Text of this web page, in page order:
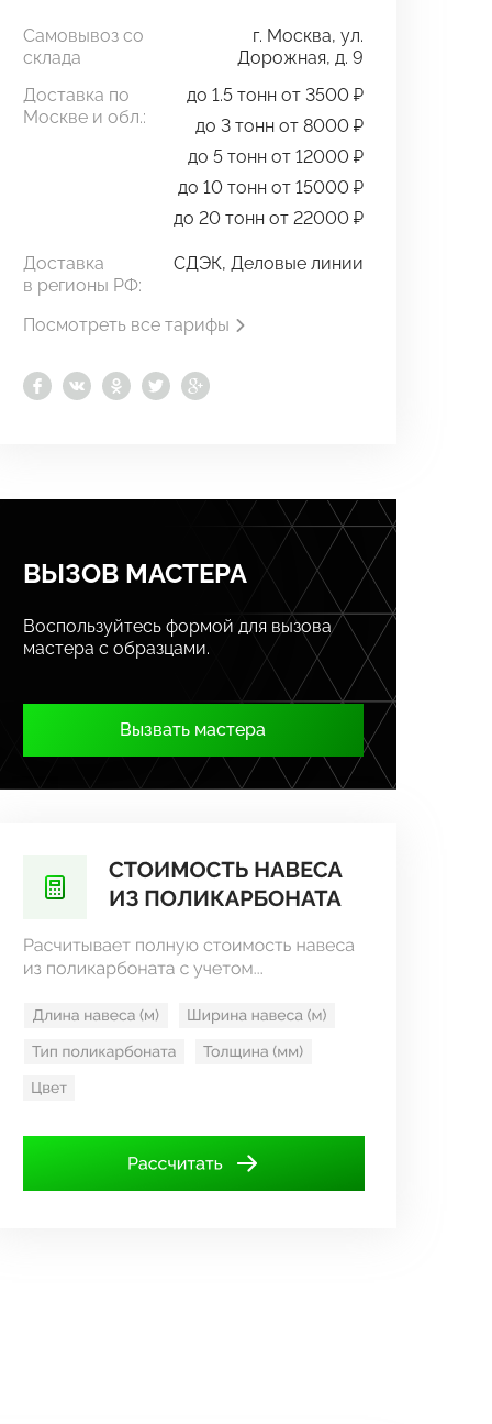
Самовывоз со
склада
г. Москва, ул.
Дорожная, д. 9
Доставка по
Москве и обл.:
до 1.5 тонн от 3500 ₽
до 3 тонн от 8000 ₽
до 5 тонн от 12000 ₽
до 10 тонн от 15000 ₽
до 20 тонн от 22000 ₽
Доставка
в регионы РФ:
СДЭК, Деловые линии
Посмотреть все тарифы
ВЫЗОВ МАСТЕРА
Воспользуйтесь формой для вызова
мастера с образцами.
Вызвать мастера